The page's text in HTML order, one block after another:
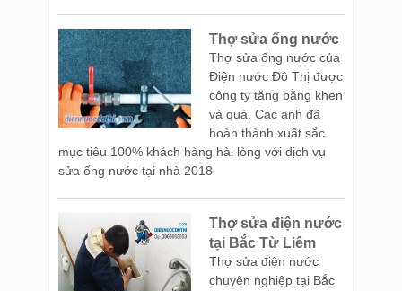
Thợ sửa ống nước
Thợ sửa ống nước của
Điện nước Đô Thị được
công ty tặng bằng khen
và quà. Các anh đã
hoàn thành xuất sắc
mục tiêu 100% khách hàng hài lòng với dịch vụ
sửa ống nước tại nhà 2018
Thợ sửa điện nước
tại Bắc Từ Liêm
Thợ sửa điện nước
chuyên nghiệp tại Bắc